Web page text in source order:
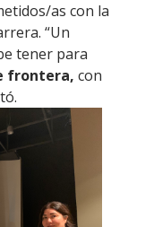
as con la
“Un
tener para
frontera, con